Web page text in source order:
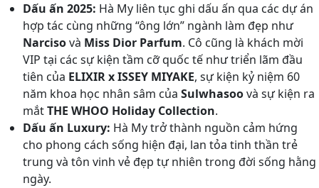
Dấu ấn 2025: Hà My liên tục ghi dấu ấn qua các dự án
hợp tác cùng những “ông lớn” ngành làm đẹp như
Narcisovà Miss Dior Parfum. Cô cũng là khách mời
VIP tại các sự kiện tầm cỡ quốc tế như triển lãm đầu
tiên của ELIXIR x ISSEY MIYAKE, sự kiện kỷ niệm 60
năm khoa học nhân sâm của Sulwhasoovà sự kiện ra
mắtTHE WHOO Holiday Collection.
Dấu ấn Luxury: Hà My trở thành nguồn cảm hứng
cho phong cách sống hiện đại, lan tỏa tinh thần trẻ
trung và tôn vinh vẻ đẹp tự nhiên trong đời sống hằng
ngày.